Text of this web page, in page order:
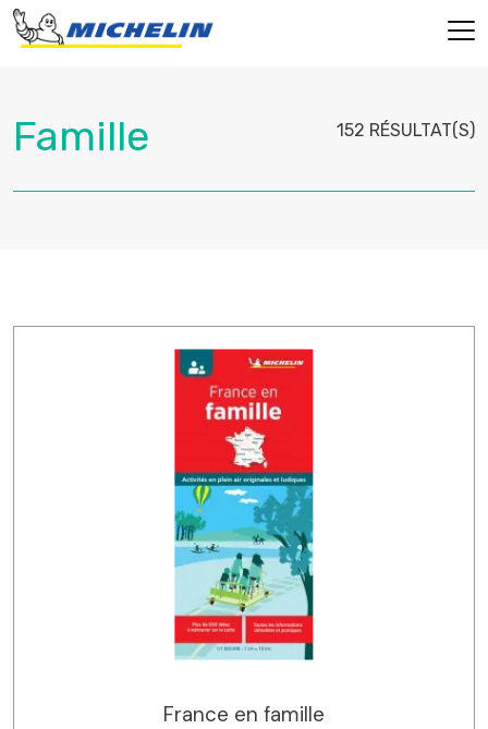
152 RÉSULTAT(S)
France en famille